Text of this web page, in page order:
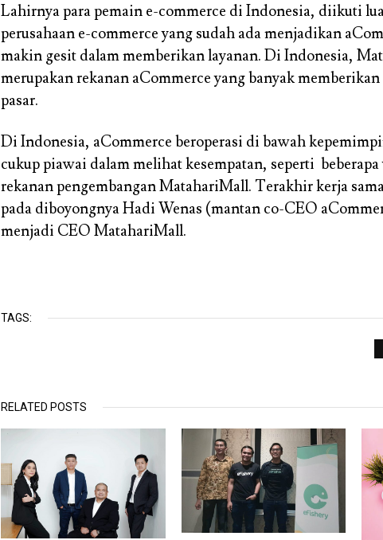
Lahirnya para pemain e-commerce di Indonesia, diikuti
perusahaan e-commerce yang sudah ada menjadikan
makin gesit dalam memberikan layanan. Di Indonesia,
merupakan rekanan aCommerce yang banyak
pasar.
Di Indonesia, aCommerce beroperasi di bawah
cukup piawai dalam melihat kesempatan, seperti
rekanan pengembangan MatahariMall. Terakhir kerja
pada diboyongnya Hadi Wenas (mantan co-CEO
menjadi CEO MatahariMall.
TAGS:
RELATED POSTS